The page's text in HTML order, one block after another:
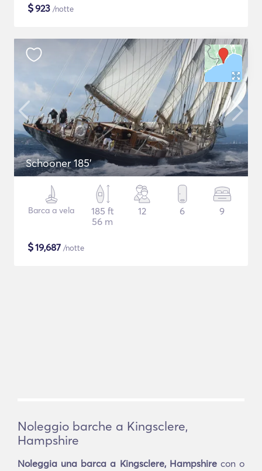
$923 /notte
Schooner 185'
Barca a vela
185 ft
56 m
12 6 9
$19,687 /notte
Noleggio barche a Kingsclere,
Hampshire
Noleggia una barca a Kingsclere, Hampshirecon o